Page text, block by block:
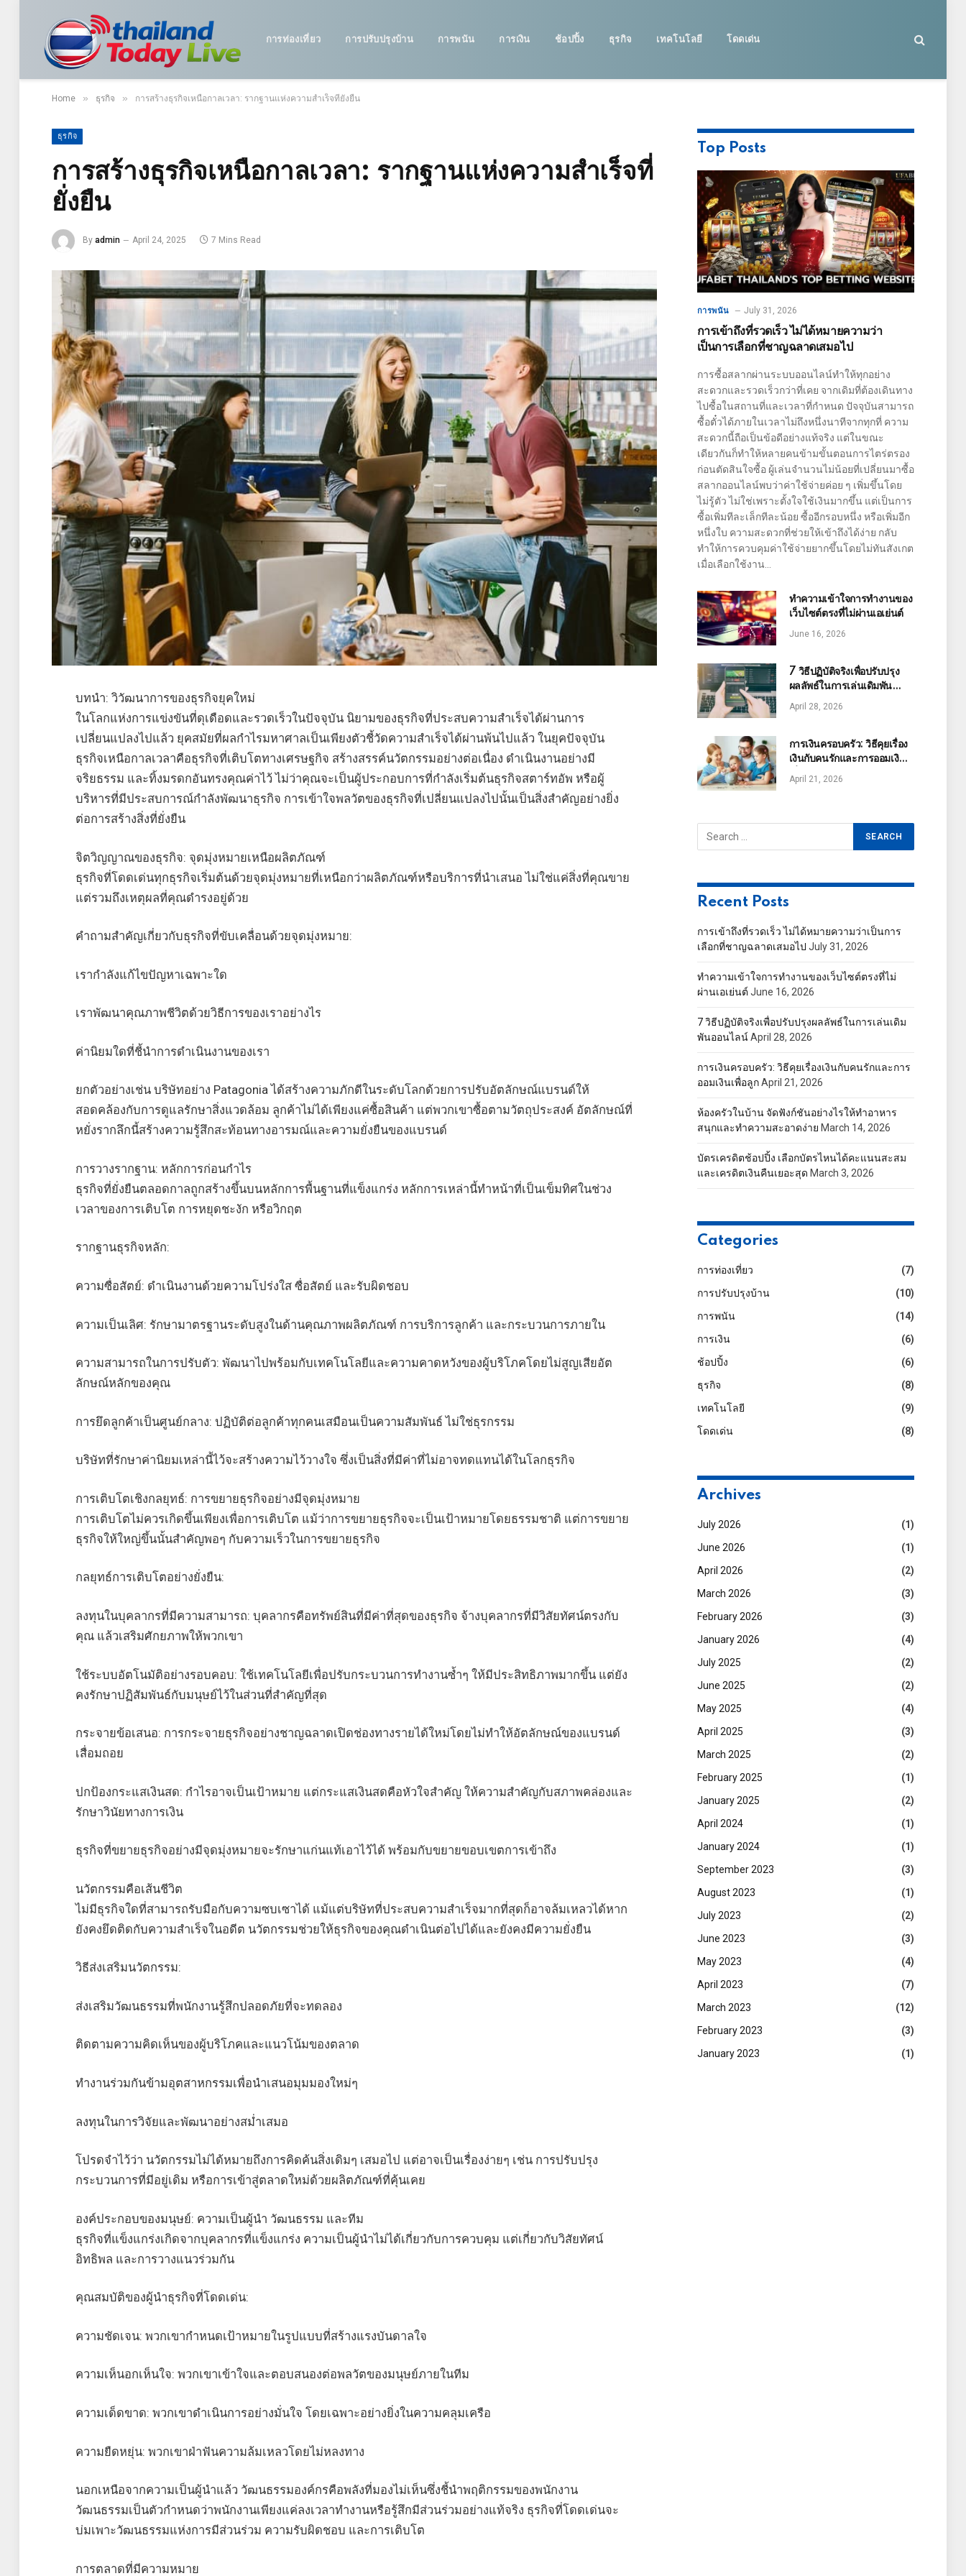
การท่องเที่ยว การปรับปรุงบ้าน การพนัน การเงิน ช้อปปิ้ง ธุรกิจ เทคโนโลยี โดดเด่น
Home » ธุรกิจ » การสร้างธุรกิจเหนือกาลเวลา: รากฐานแห่งความสำเร็จที่ยั่งยืน
ธุรกิจ
การสร้างธุรกิจเหนือกาลเวลา: รากฐานแห่งความสำเร็จที่
ยั่งยืน
By admin April 24, 2025 7 Mins Read
บทนำ: วิวัฒนาการของธุรกิจยุคใหม่
ในโลกแห่งการแข่งขันที่ดุเดือดและรวดเร็วในปัจจุบัน นิยามของธุรกิจที่ประสบความสำเร็จได้ผ่านการ
เปลี่ยนแปลงไปแล้ว ยุคสมัยที่ผลกำไรมหาศาลเป็นเพียงตัวชี้วัดความสำเร็จได้ผ่านพ้นไปแล้ว ในยุคปัจจุบัน
ธุรกิจเหนือกาลเวลาคือธุรกิจที่เติบโตทางเศรษฐกิจ สร้างสรรค์นวัตกรรมอย่างต่อเนื่อง ดำเนินงานอย่างมี
จริยธรรม และทิ้งมรดกอันทรงคุณค่าไว้ ไม่ว่าคุณจะเป็นผู้ประกอบการที่กำลังเริ่มต้นธุรกิจสตาร์ทอัพ หรือผู้
บริหารที่มีประสบการณ์กำลังพัฒนาธุรกิจ การเข้าใจพลวัตของธุรกิจที่เปลี่ยนแปลงไปนั้นเป็นสิ่งสำคัญอย่างยิ่ง
ต่อการสร้างสิ่งที่ยั่งยืน
จิตวิญญาณของธุรกิจ: จุดมุ่งหมายเหนือผลิตภัณฑ์
ธุรกิจที่โดดเด่นทุกธุรกิจเริ่มต้นด้วยจุดมุ่งหมายที่เหนือกว่าผลิตภัณฑ์หรือบริการที่นำเสนอ ไม่ใช่แค่สิ่งที่คุณขาย
แต่รวมถึงเหตุผลที่คุณดำรงอยู่ด้วย
คำถามสำคัญเกี่ยวกับธุรกิจที่ขับเคลื่อนด้วยจุดมุ่งหมาย:
เรากำลังแก้ไขปัญหาเฉพาะใด
เราพัฒนาคุณภาพชีวิตด้วยวิธีการของเราอย่างไร
ค่านิยมใดที่ชี้นำการดำเนินงานของเรา
ยกตัวอย่างเช่น บริษัทอย่าง Patagonia ได้สร้างความภักดีในระดับโลกด้วยการปรับอัตลักษณ์แบรนด์ให้
สอดคล้องกับการดูแลรักษาสิ่งแวดล้อม ลูกค้าไม่ได้เพียงแค่ซื้อสินค้า แต่พวกเขาซื้อตามวัตถุประสงค์ อัตลักษณ์ที่
หยั่งรากลึกนี้สร้างความรู้สึกสะท้อนทางอารมณ์และความยั่งยืนของแบรนด์
การวางรากฐาน: หลักการก่อนกำไร
ธุรกิจที่ยั่งยืนตลอดกาลถูกสร้างขึ้นบนหลักการพื้นฐานที่แข็งแกร่ง หลักการเหล่านี้ทำหน้าที่เป็นเข็มทิศในช่วง
เวลาของการเติบโต การหยุดชะงัก หรือวิกฤต
รากฐานธุรกิจหลัก:
ความซื่อสัตย์: ดำเนินงานด้วยความโปร่งใส ซื่อสัตย์ และรับผิดชอบ
ความเป็นเลิศ: รักษามาตรฐานระดับสูงในด้านคุณภาพผลิตภัณฑ์ การบริการลูกค้า และกระบวนการภายใน
ความสามารถในการปรับตัว: พัฒนาไปพร้อมกับเทคโนโลยีและความคาดหวังของผู้บริโภคโดยไม่สูญเสียอัต
ลักษณ์หลักของคุณ
การยึดลูกค้าเป็นศูนย์กลาง: ปฏิบัติต่อลูกค้าทุกคนเสมือนเป็นความสัมพันธ์ ไม่ใช่ธุรกรรม
บริษัทที่รักษาค่านิยมเหล่านี้ไว้จะสร้างความไว้วางใจ ซึ่งเป็นสิ่งที่มีค่าที่ไม่อาจทดแทนได้ในโลกธุรกิจ
การเติบโตเชิงกลยุทธ์: การขยายธุรกิจอย่างมีจุดมุ่งหมาย
การเติบโตไม่ควรเกิดขึ้นเพียงเพื่อการเติบโต แม้ว่าการขยายธุรกิจจะเป็นเป้าหมายโดยธรรมชาติ แต่การขยาย
ธุรกิจให้ใหญ่ขึ้นนั้นสำคัญพอๆ กับความเร็วในการขยายธุรกิจ
กลยุทธ์การเติบโตอย่างยั่งยืน:
ลงทุนในบุคลากรที่มีความสามารถ: บุคลากรคือทรัพย์สินที่มีค่าที่สุดของธุรกิจ จ้างบุคลากรที่มีวิสัยทัศน์ตรงกับ
คุณ แล้วเสริมศักยภาพให้พวกเขา
ใช้ระบบอัตโนมัติอย่างรอบคอบ: ใช้เทคโนโลยีเพื่อปรับกระบวนการทำงานซ้ำๆ ให้มีประสิทธิภาพมากขึ้น แต่ยัง
คงรักษาปฏิสัมพันธ์กับมนุษย์ไว้ในส่วนที่สำคัญที่สุด
กระจายข้อเสนอ: การกระจายธุรกิจอย่างชาญฉลาดเปิดช่องทางรายได้ใหม่โดยไม่ทำให้อัตลักษณ์ของแบรนด์
เสื่อมถอย
ปกป้องกระแสเงินสด: กำไรอาจเป็นเป้าหมาย แต่กระแสเงินสดคือหัวใจสำคัญ ให้ความสำคัญกับสภาพคล่องและ
รักษาวินัยทางการเงิน
ธุรกิจที่ขยายธุรกิจอย่างมีจุดมุ่งหมายจะรักษาแก่นแท้เอาไว้ได้ พร้อมกับขยายขอบเขตการเข้าถึง
นวัตกรรมคือเส้นชีวิต
ไม่มีธุรกิจใดที่สามารถรับมือกับความซบเซาได้ แม้แต่บริษัทที่ประสบความสำเร็จมากที่สุดก็อาจล้มเหลวได้หาก
ยังคงยึดติดกับความสำเร็จในอดีต นวัตกรรมช่วยให้ธุรกิจของคุณดำเนินต่อไปได้และยังคงมีความยั่งยืน
วิธีส่งเสริมนวัตกรรม:
ส่งเสริมวัฒนธรรมที่พนักงานรู้สึกปลอดภัยที่จะทดลอง
ติดตามความคิดเห็นของผู้บริโภคและแนวโน้มของตลาด
ทำงานร่วมกันข้ามอุตสาหกรรมเพื่อนำเสนอมุมมองใหม่ๆ
ลงทุนในการวิจัยและพัฒนาอย่างสม่ำเสมอ
โปรดจำไว้ว่า นวัตกรรมไม่ได้หมายถึงการคิดค้นสิ่งเดิมๆ เสมอไป แต่อาจเป็นเรื่องง่ายๆ เช่น การปรับปรุง
กระบวนการที่มีอยู่เดิม หรือการเข้าสู่ตลาดใหม่ด้วยผลิตภัณฑ์ที่คุ้นเคย
องค์ประกอบของมนุษย์: ความเป็นผู้นำ วัฒนธรรม และทีม
ธุรกิจที่แข็งแกร่งเกิดจากบุคลากรที่แข็งแกร่ง ความเป็นผู้นำไม่ได้เกี่ยวกับการควบคุม แต่เกี่ยวกับวิสัยทัศน์
อิทธิพล และการวางแนวร่วมกัน
คุณสมบัติของผู้นำธุรกิจที่โดดเด่น:
ความชัดเจน: พวกเขากำหนดเป้าหมายในรูปแบบที่สร้างแรงบันดาลใจ
ความเห็นอกเห็นใจ: พวกเขาเข้าใจและตอบสนองต่อพลวัตของมนุษย์ภายในทีม
ความเด็ดขาด: พวกเขาดำเนินการอย่างมั่นใจ โดยเฉพาะอย่างยิ่งในความคลุมเครือ
ความยืดหยุ่น: พวกเขาฝ่าฟันความล้มเหลวโดยไม่หลงทาง
นอกเหนือจากความเป็นผู้นำแล้ว วัฒนธรรมองค์กรคือพลังที่มองไม่เห็นซึ่งชี้นำพฤติกรรมของพนักงาน
วัฒนธรรมเป็นตัวกำหนดว่าพนักงานเพียงแค่ลงเวลาทำงานหรือรู้สึกมีส่วนร่วมอย่างแท้จริง ธุรกิจที่โดดเด่นจะ
บ่มเพาะวัฒนธรรมแห่งการมีส่วนร่วม ความรับผิดชอบ และการเติบโต
การตลาดที่มีความหมาย
Top Posts
การพนัน July 31, 2026
การเข้าถึงที่รวดเร็ว ไม่ได้หมายความว่า
เป็นการเลือกที่ชาญฉลาดเสมอไป
การซื้อสลากผ่านระบบออนไลน์ทำให้ทุกอย่าง
สะดวกและรวดเร็วกว่าที่เคย จากเดิมที่ต้องเดินทาง
ไปซื้อในสถานที่และเวลาที่กำหนด ปัจจุบันสามารถ
ซื้อตั๋วได้ภายในเวลาไม่ถึงหนึ่งนาทีจากทุกที่ ความ
สะดวกนี้ถือเป็นข้อดีอย่างแท้จริง แต่ในขณะ
เดียวกันก็ทำให้หลายคนข้ามขั้นตอนการไตร่ตรอง
ก่อนตัดสินใจซื้อ ผู้เล่นจำนวนไม่น้อยที่เปลี่ยนมาซื้อ
สลากออนไลน์พบว่าค่าใช้จ่ายค่อย ๆ เพิ่มขึ้นโดย
ไม่รู้ตัว ไม่ใช่เพราะตั้งใจใช้เงินมากขึ้น แต่เป็นการ
ซื้อเพิ่มทีละเล็กทีละน้อย ซื้ออีกรอบหนึ่ง หรือเพิ่มอีก
หนึ่งใบ ความสะดวกที่ช่วยให้เข้าถึงได้ง่าย กลับ
ทำให้การควบคุมค่าใช้จ่ายยากขึ้นโดยไม่ทันสังเกต
เมื่อเลือกใช้งาน…
ทำความเข้าใจการทำงานของ
เว็บไซต์ตรงที่ไม่ผ่านเอเย่นต์
June 16, 2026
7 วิธีปฏิบัติจริงเพื่อปรับปรุง
ผลลัพธ์ในการเล่นเดิมพัน
ออนไลน์
April 28, 2026
การเงินครอบครัว: วิธีคุยเรื่อง
เงินกับคนรักและการออมเงิน
เพื่อลูก
April 21, 2026
Recent Posts
การเข้าถึงที่รวดเร็ว ไม่ได้หมายความว่าเป็นการ
เลือกที่ชาญฉลาดเสมอไป July 31, 2026
ทำความเข้าใจการทำงานของเว็บไซต์ตรงที่ไม่
ผ่านเอเย่นต์ June 16, 2026
7 วิธีปฏิบัติจริงเพื่อปรับปรุงผลลัพธ์ในการเล่นเดิม
พันออนไลน์ April 28, 2026
การเงินครอบครัว: วิธีคุยเรื่องเงินกับคนรักและการ
ออมเงินเพื่อลูก April 21, 2026
ห้องครัวในบ้าน จัดฟังก์ชันอย่างไรให้ทำอาหาร
สนุกและทำความสะอาดง่าย March 14, 2026
บัตรเครดิตช้อปปิ้ง เลือกบัตรไหนได้คะแนนสะสม
และเครดิตเงินคืนเยอะสุด March 3, 2026
Categories
การท่องเที่ยว
(7)
การปรับปรุงบ้าน
(10)
การพนัน
(14)
การเงิน
(6)
ช้อปปิ้ง
(6)
ธุรกิจ
(8)
เทคโนโลยี
(9)
โดดเด่น
(8)
Archives
July 2026
(1)
June 2026
(1)
April 2026
(2)
March 2026
(3)
February 2026
(3)
January 2026
(4)
July 2025
(2)
June 2025
(2)
May 2025
(4)
April 2025
(3)
March 2025
(2)
February 2025
(1)
January 2025
(2)
April 2024
(1)
January 2024
(1)
September 2023
(3)
August 2023
(1)
July 2023
(2)
June 2023
(3)
May 2023
(4)
April 2023
(7)
March 2023
(12)
February 2023
(3)
January 2023
(1)